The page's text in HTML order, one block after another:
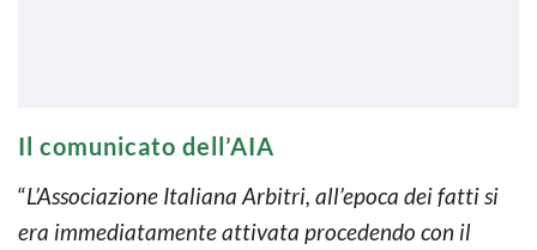
Il comunicato dell’AIA
“L’Associazione Italiana Arbitri, all’epoca dei fatti si
era immediatamente attivata procedendo con il